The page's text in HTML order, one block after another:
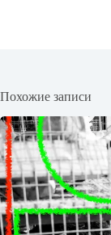
Похожие записи